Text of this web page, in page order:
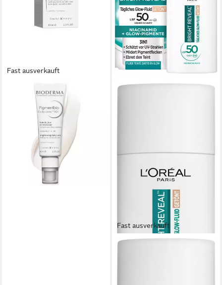
Fast ausverkauft
BIODERMA
Gesichtspflege Pigmentbio
Tägliche Pflege LSF 50+ -,
gegen Hautunreinheiten
lieferbar - in 2-3 Werktagen bei dir
Fast ausverkauft